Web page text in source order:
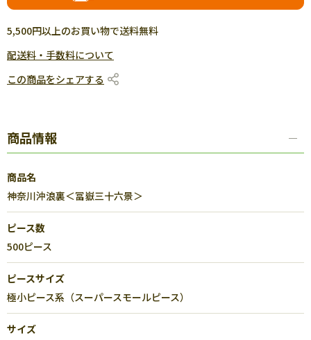
5,500円以上のお買い物で送料無料
配送料・手数料について
この商品をシェアする
商品情報
商品名
神奈川沖浪裏＜冨嶽三十六景＞
ピース数
500ピース
ピースサイズ
極小ピース系（スーパースモールピース）
サイズ